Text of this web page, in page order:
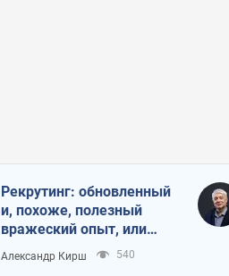
Рекрутинг: обновленный
и, похоже, полезный
вражеский опыт, или
Диалектика
требовательной трусости
Александр Кирш 540